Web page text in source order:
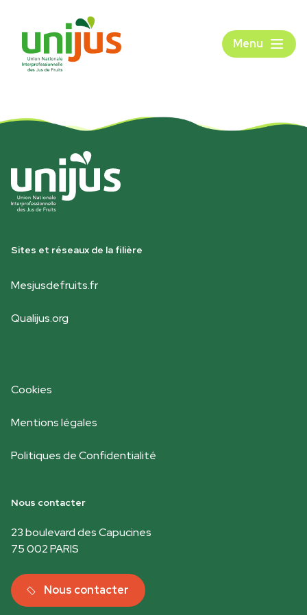
Menu
Sites et réseaux de la filière
Mesjusdefruits.fr
Qualijus.org
Cookies
Mentions légales
Politiques de Confidentialité
Nous contacter
23 boulevard des Capucines
75 002 PARIS
Nous contacter